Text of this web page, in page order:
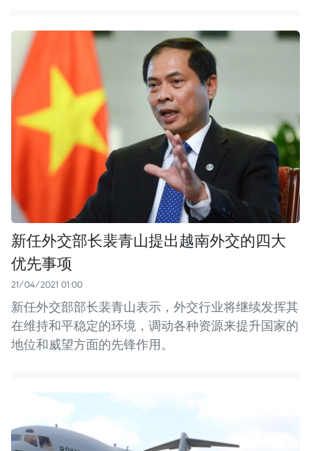
新任外交部长裴青山提出越南外交的四大
优先事项
21/04/2021 01:00
新任外交部部长裴青山表示，外交行业将继续发挥其
在维持和平稳定的环境，调动各种资源来提升国家的
地位和威望方面的先锋作用。